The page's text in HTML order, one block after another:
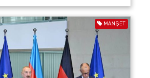
MANŞET